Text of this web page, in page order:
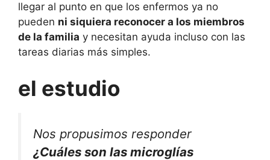
llegar al punto en que los enfermos ya no
pueden ni siquiera reconocer a los miembros
de la familia y necesitan ayuda incluso con las
tareas diarias más simples.
el estudio
Nos propusimos responder
¿Cuáles son las microglías